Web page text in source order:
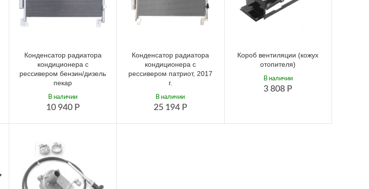
Конденсатор радиатора
кондиционера с
рессивером бензин/дизель
пекар
10 940 Р
В наличии
Конденсатор радиатора
кондиционера с
рессивером патриот, 2017
г.
25 194 Р
В наличии
Короб вентиляции (кожух
отопителя)
3 808 Р
В наличии